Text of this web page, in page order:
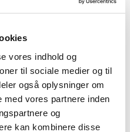
vores indhold og
til sociale medier og til
også oplysninger om
vores partnere inden
og
kan kombinere disse
en forsamtale med en
bliver klogere på